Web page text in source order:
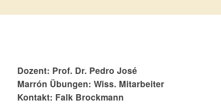
Dozent: Prof. Dr. Pedro José
Marrón Übungen: Wiss. Mitarbeiter
Kontakt: Falk Brockmann